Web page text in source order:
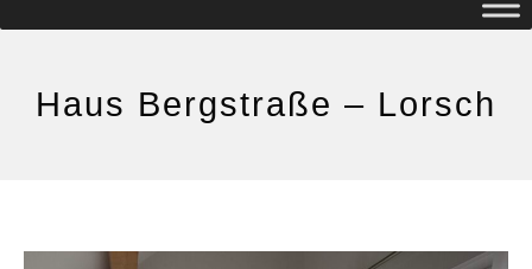
Haus Bergstraße – Lorsch